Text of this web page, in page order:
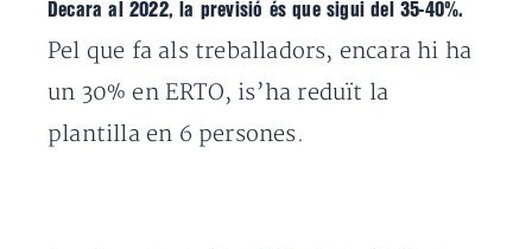
Decara al 2022, la previsió és que sigui del 35-40%.
Pel que fa als treballadors, encara hi ha
un 30% en ERTO, is’ha reduït la
plantilla en 6 persones.